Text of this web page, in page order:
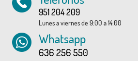
951 204 209
Lunes a viernes de 9:00 a 14:00
Whatsapp
636 256 550